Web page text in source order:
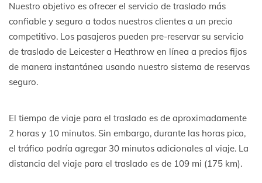
Nuestro objetivo es ofrecer el servicio de traslado más
confiable y seguro a todos nuestros clientes a un precio
competitivo. Los pasajeros pueden pre-reservar su servicio
de traslado de Leicester a Heathrow en línea a precios fijos
de manera instantánea usando nuestro sistema de reservas
seguro.
El tiempo de viaje para el traslado es de aproximadamente
2 horas y 10 minutos. Sin embargo, durante las horas pico,
el tráfico podría agregar 30 minutos adicionales al viaje. La
distancia del viaje para el traslado es de 109 mi (175 km).